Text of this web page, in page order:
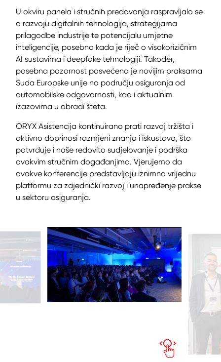
U okviru panela i stručnih predavanja raspravljalo se
o razvoju digitalnih tehnologija, strategijama
prilagodbe industrije te potencijalu umjetne
inteligencije, posebno kada je riječ o visokorizičnim
AI sustavima i deepfake tehnologiji. Također,
posebna pozornost posvećena je novijim praksama
Suda Europske unije na području osiguranja od
automobilske odgovornosti, kao i aktualnim
izazovima u obradi šteta.
ORYX Asistencija kontinuirano prati razvoj tržišta i
aktivno doprinosi razmjeni znanja i iskustava, što
potvrđuje i naše redovito sudjelovanje i podrška
ovakvim stručnim događanjima. Vjerujemo da
ovakve konferencije predstavljaju iznimno vrijednu
platformu za zajednički razvoj i unapređenje prakse
u sektoru osiguranja.